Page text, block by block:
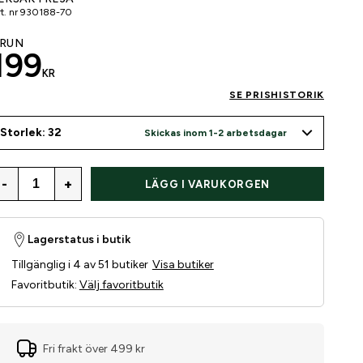
nr 930188-70
KR
SE PRISHISTORIK
Storlek: 32 Skickas inom 1-2 arbetsdagar
- + LÄGG I VARUKORGEN
Lagerstatus i butik
Tillgänglig i 4 av 51 butiker Visa butiker
Favoritbutik: Välj favoritbutik
Fri frakt över 499 kr